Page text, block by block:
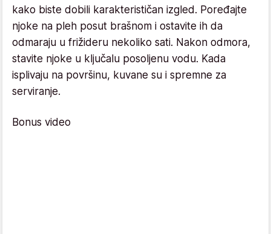
kako biste dobili karakterističan izgled. Poređajte
njoke na pleh posut brašnom i ostavite ih da
odmaraju u frižideru nekoliko sati. Nakon odmora,
stavite njoke u ključalu posoljenu vodu. Kada
isplivaju na površinu, kuvane su i spremne za
serviranje.
Bonus video